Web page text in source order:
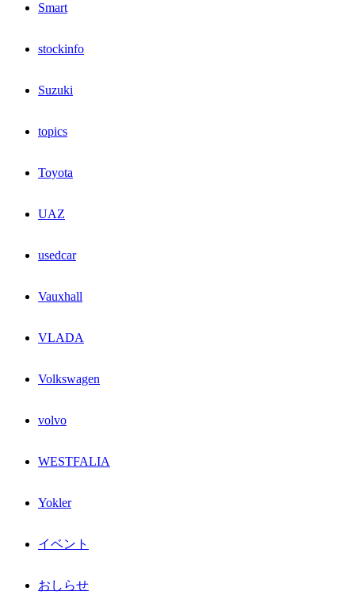
Smart
stockinfo
Suzuki
topics
Toyota
UAZ
usedcar
Vauxhall
VLADA
Volkswagen
volvo
WESTFALIA
Yokler
イベント
おしらせ